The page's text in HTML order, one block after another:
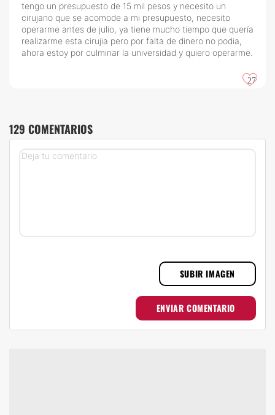
tengo un presupuesto de 15 mil pesos y necesito un
cirujano que se acomode a mi presupuesto, necesito
operarme antes de julio, ya tiene mucho tiempo que quería
realizarme esta cirujia pero por falta de dinero no podia,
ahora estoy por culminar la universidad y quiero operarme.
27
129 COMENTARIOS
SUBIR IMAGEN
ENVIAR COMENTARIO